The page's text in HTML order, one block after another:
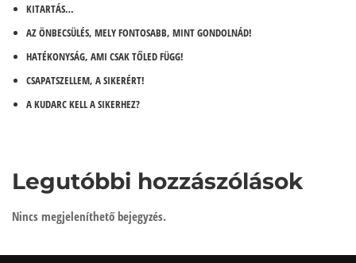
KITARTÁS…
AZ ÖNBECSÜLÉS, MELY FONTOSABB, MINT GONDOLNÁD!
HATÉKONYSÁG, AMI CSAK TŐLED FÜGG!
CSAPATSZELLEM, A SIKERÉRT!
A KUDARC KELL A SIKERHEZ?
Legutóbbi hozzászólások
Nincs megjeleníthető bejegyzés.